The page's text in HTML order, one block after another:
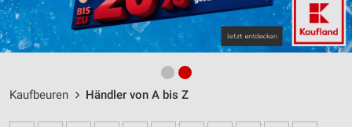
Kaufbeuren Händler von A bis Z